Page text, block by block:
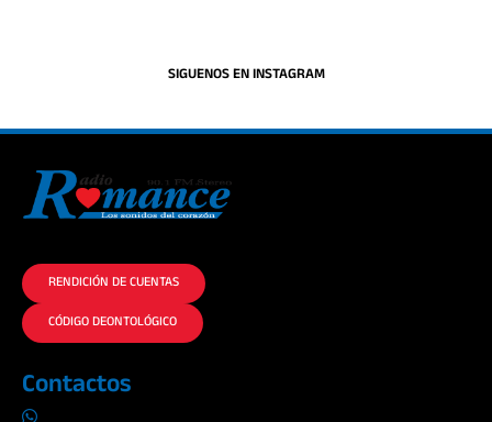
SIGUENOS EN INSTAGRAM
RENDICIÓN DE CUENTAS
CÓDIGO DEONTOLÓGICO
Contactos